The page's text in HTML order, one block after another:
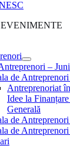
–
de
Antreprenoriat
Idee la
Generală
de
de